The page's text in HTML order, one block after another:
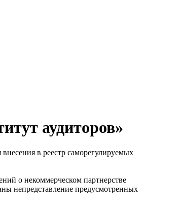
аудиторов»
в реестр саморегулируемых
о некоммерческом партнерстве
непредставление предусмотренных